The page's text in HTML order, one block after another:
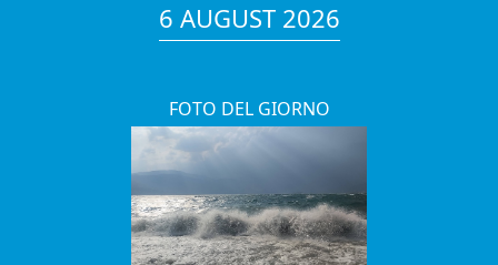
6 AUGUST 2026
FOTO DEL GIORNO